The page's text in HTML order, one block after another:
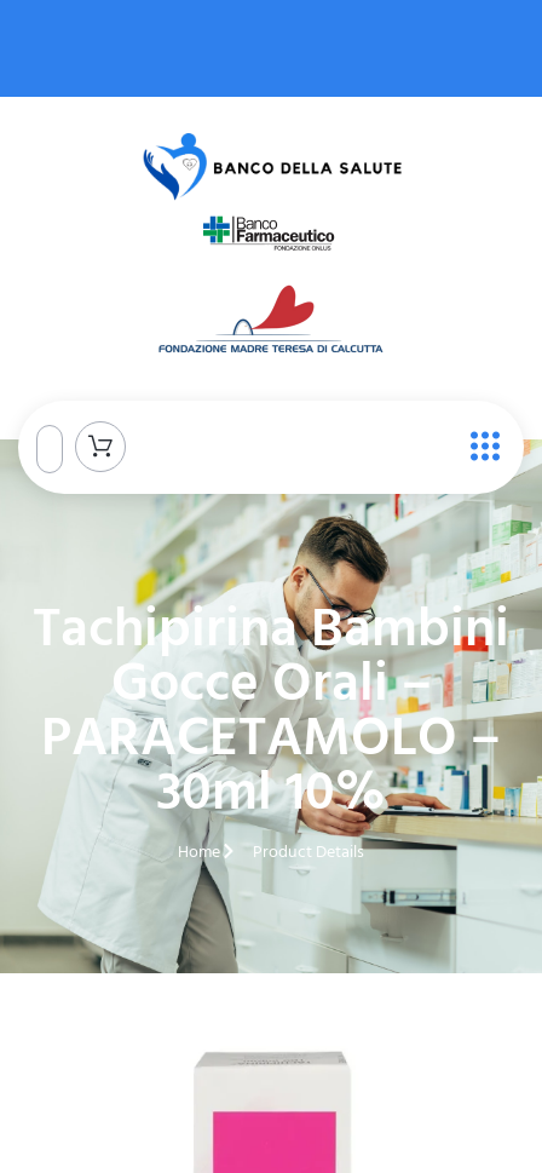
Tachipirina Bambini
Gocce Orali –
PARACETAMOLO –
30ml 10%
Home Product Details